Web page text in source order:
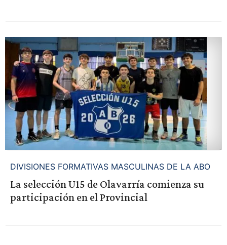
DIVISIONES FORMATIVAS MASCULINAS DE LA ABO
La selección U15 de Olavarría comienza su
participación en el Provincial